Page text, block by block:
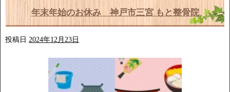
年末年始のお休み 神戸市三宮 もと整骨院
投稿日 2024年12月23日